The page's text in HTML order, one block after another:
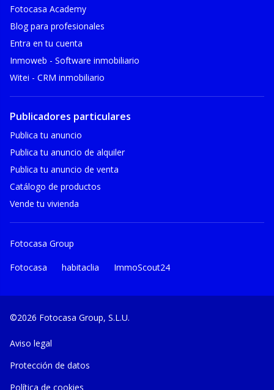
Fotocasa Academy
Blog para profesionales
Entra en tu cuenta
Inmoweb - Software inmobiliario
Witei - CRM inmobiliario
Publicadores particulares
Publica tu anuncio
Publica tu anuncio de alquiler
Publica tu anuncio de venta
Catálogo de productos
Vende tu vivienda
Fotocasa Group
Fotocasa habitaclia ImmoScout24
©2026 Fotocasa Group, S.L.U.
Aviso legal
Protección de datos
Política de cookies